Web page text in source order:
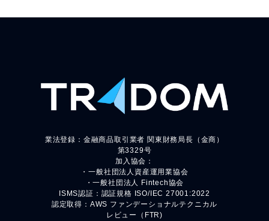
業法登録：金融商品取引業者 関東財務局長（金商）
第3329号
加入協会：
・一般社団法人資産運用業協会
・一般社団法人 Fintech協会
ISMS認証：認証規格 ISO/IEC 27001:2022
認定取得：AWS ファンデーショナルテクニカル
レビュー（FTR)